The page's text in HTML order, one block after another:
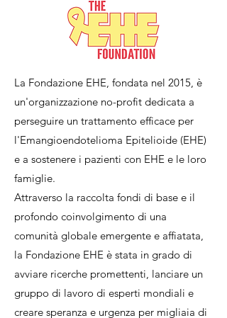
La Fondazione EHE, fondata nel 2015, è
un'organizzazione no-profit dedicata a
perseguire un trattamento efficace per
l'Emangioendotelioma Epitelioide (EHE)
e a sostenere i pazienti con EHE e le loro
famiglie.
Attraverso la raccolta fondi di base e il
profondo coinvolgimento di una
comunità globale emergente e affiatata,
la Fondazione EHE è stata in grado di
avviare ricerche promettenti, lanciare un
gruppo di lavoro di esperti mondiali e
creare speranza e urgenza per migliaia di